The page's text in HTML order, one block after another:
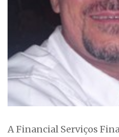
A Financial Serviços